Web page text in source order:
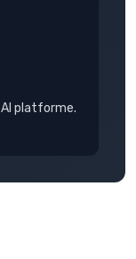
AI platforme.